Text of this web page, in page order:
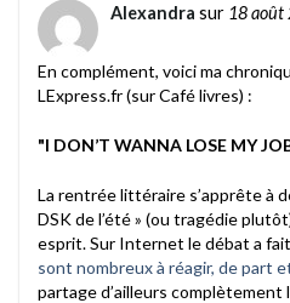
Alexandra sur 18 août
En complément, voici ma
LExpress.fr (sur Café livres) :
"I DON’T WANNA LOSE MY
La rentrée littéraire s’apprête à
DSK de l’été » (ou tragédie
esprit. Sur Internet le débat a
sont nombreux à réagir, de part
partage d’ailleurs complètement